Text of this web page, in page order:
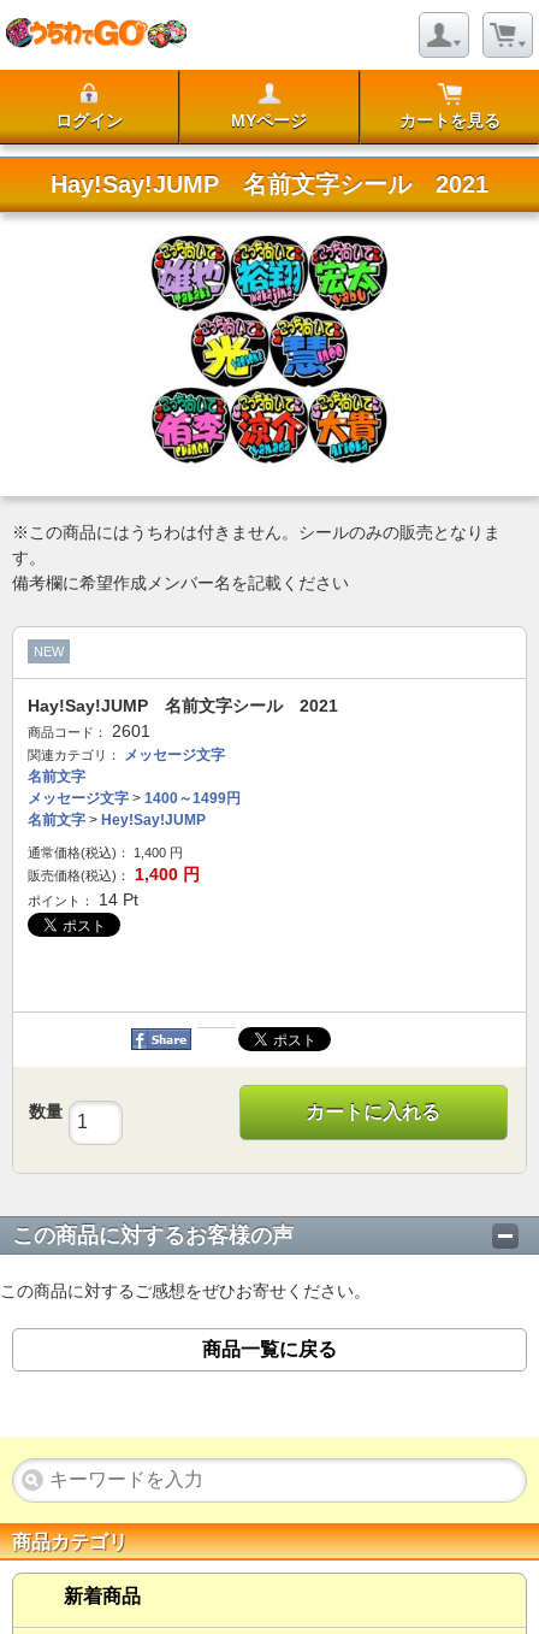
ログイン MYページ カートを見る
Hay!Say!JUMP 名前文字シール 2021
※この商品にはうちわは付きません。シールのみの販売となりま
す。
備考欄に希望作成メンバー名を記載ください
NEW
Hay!Say!JUMP 名前文字シール 2021
商品コード： 2601
関連カテゴリ：
メッセージ文字
名前文字
メッセージ文字 > 1400～1499円
名前文字 > Hey!Say!JUMP
通常価格(税込)： 1,400 円
販売価格(税込)：
1,400 円
ポイント： 14 Pt
数量 カートに入れる
この商品に対するお客様の声
この商品に対するご感想をぜひお寄せください。
商品一覧に戻る
商品カテゴリ
新着商品